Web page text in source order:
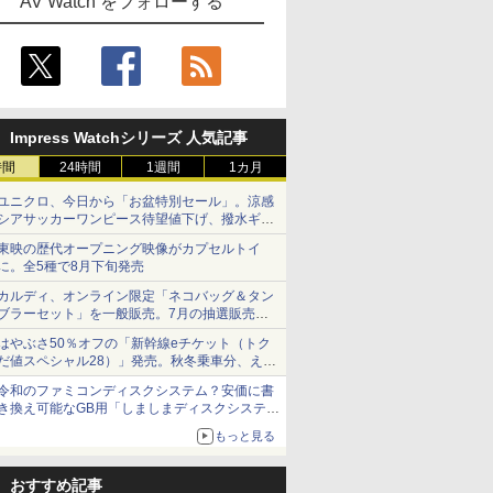
Impress Watchシリーズ 人気記事
24時間 1週間 1カ月
ニクロ、今日から「お盆特別セール」。涼感
アサッカーワンピース待望値下げ、撥水ギア
ョーツは1990円に
映の歴代オープニング映像がカプセルトイ
。全5種で8月下旬発売
ルディ、オンライン限定「ネコバッグ＆タン
ラーセット」を一般販売。7月の抽選販売の
選無効分
やぶさ50％オフの「新幹線eチケット（トク
値スペシャル28）」発売。秋冬乗車分、えき
っと限定
和のファミコンディスクシステム？安価に書
換え可能なGB用「しましまディスクシステ
もっと見る
おすすめ記事